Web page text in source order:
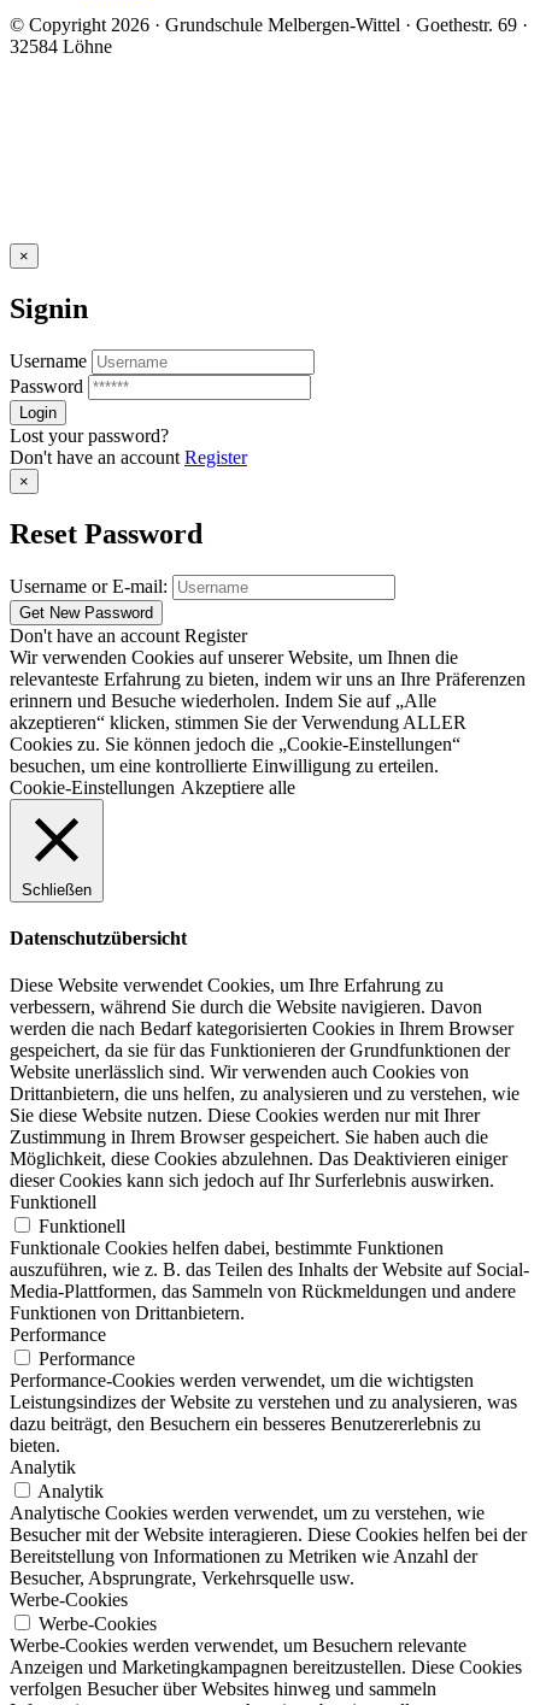
© Copyright 2026 · Grundschule Melbergen-Wittel · Goethestr. 69 ·
32584 Löhne
×
Signin
Username
Password
Lost your password?
Don't have an account Register
×
Reset Password
Username or E-mail:
Don't have an account Register
Wir verwenden Cookies auf unserer Website, um Ihnen die
relevanteste Erfahrung zu bieten, indem wir uns an Ihre Präferenzen
erinnern und Besuche wiederholen. Indem Sie auf „Alle
akzeptieren“ klicken, stimmen Sie der Verwendung ALLER
Cookies zu. Sie können jedoch die „Cookie-Einstellungen“
besuchen, um eine kontrollierte Einwilligung zu erteilen.
Cookie-Einstellungen Akzeptiere alle
Schließen
Datenschutzübersicht
Diese Website verwendet Cookies, um Ihre Erfahrung zu
verbessern, während Sie durch die Website navigieren. Davon
werden die nach Bedarf kategorisierten Cookies in Ihrem Browser
gespeichert, da sie für das Funktionieren der Grundfunktionen der
Website unerlässlich sind. Wir verwenden auch Cookies von
Drittanbietern, die uns helfen, zu analysieren und zu verstehen, wie
Sie diese Website nutzen. Diese Cookies werden nur mit Ihrer
Zustimmung in Ihrem Browser gespeichert. Sie haben auch die
Möglichkeit, diese Cookies abzulehnen. Das Deaktivieren einiger
dieser Cookies kann sich jedoch auf Ihr Surferlebnis auswirken.
Funktionell
Funktionell
Funktionale Cookies helfen dabei, bestimmte Funktionen
auszuführen, wie z. B. das Teilen des Inhalts der Website auf Social-
Media-Plattformen, das Sammeln von Rückmeldungen und andere
Funktionen von Drittanbietern.
Performance
Performance
Performance-Cookies werden verwendet, um die wichtigsten
Leistungsindizes der Website zu verstehen und zu analysieren, was
dazu beiträgt, den Besuchern ein besseres Benutzererlebnis zu
bieten.
Analytik
Analytik
Analytische Cookies werden verwendet, um zu verstehen, wie
Besucher mit der Website interagieren. Diese Cookies helfen bei der
Bereitstellung von Informationen zu Metriken wie Anzahl der
Besucher, Absprungrate, Verkehrsquelle usw.
Werbe-Cookies
Werbe-Cookies
Werbe-Cookies werden verwendet, um Besuchern relevante
Anzeigen und Marketingkampagnen bereitzustellen. Diese Cookies
verfolgen Besucher über Websites hinweg und sammeln